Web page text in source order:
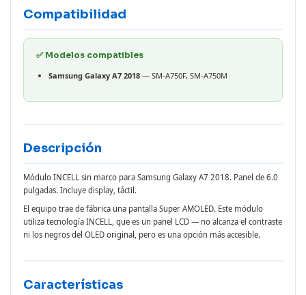
Compatibilidad
✅ Modelos compatibles
Samsung Galaxy A7 2018 — SM-A750F, SM-A750M
Descripción
Módulo INCELL sin marco para Samsung Galaxy A7 2018. Panel de 6.0
pulgadas. Incluye display, táctil.
El equipo trae de fábrica una pantalla Super AMOLED. Este módulo
utiliza tecnología INCELL, que es un panel LCD — no alcanza el contraste
ni los negros del OLED original, pero es una opción más accesible.
Características